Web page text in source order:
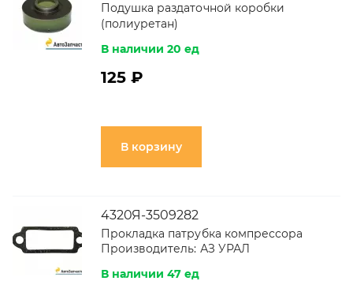
Подушка раздаточной коробки
(полиуретан)
В наличии 20 ед
125 ₽
В корзину
4320Я-3509282
Прокладка патрубка компрессора
Производитель: АЗ УРАЛ
В наличии 47 ед